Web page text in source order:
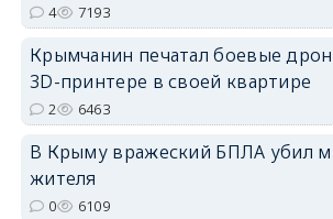
4 7193
Крымчанин печатал боевые
3D-принтере в своей квартире
2 6463
В Крыму вражеский БПЛА убил
жителя
0 6109